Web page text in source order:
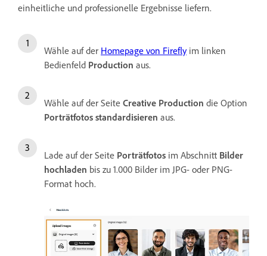
einheitliche und professionelle Ergebnisse liefern.
Wähle auf der Homepage von Fireflyim linken
Bedienfeld Production aus.
Wähle auf der Seite Creative Production die Option
Porträtfotos standardisieren aus.
Lade auf der Seite Porträtfotos im Abschnitt Bilder
hochladen bis zu 1.000 Bilder im JPG- oder PNG-
Format hoch.